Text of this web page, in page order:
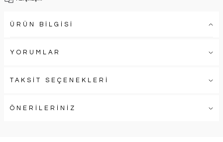
ÜRÜN BİLGİSİ
YORUMLAR
TAKSİT SEÇENEKLERİ
ÖNERİLERİNİZ